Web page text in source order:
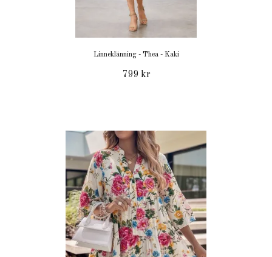
Linneklänning - Thea - Kaki
799 kr